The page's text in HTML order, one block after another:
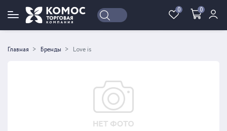
0 0
Войти Регистрация
Главная Бренды Love is